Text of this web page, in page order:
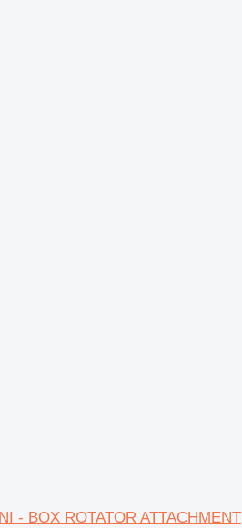
- BOX ROTATOR ATTACHMENT